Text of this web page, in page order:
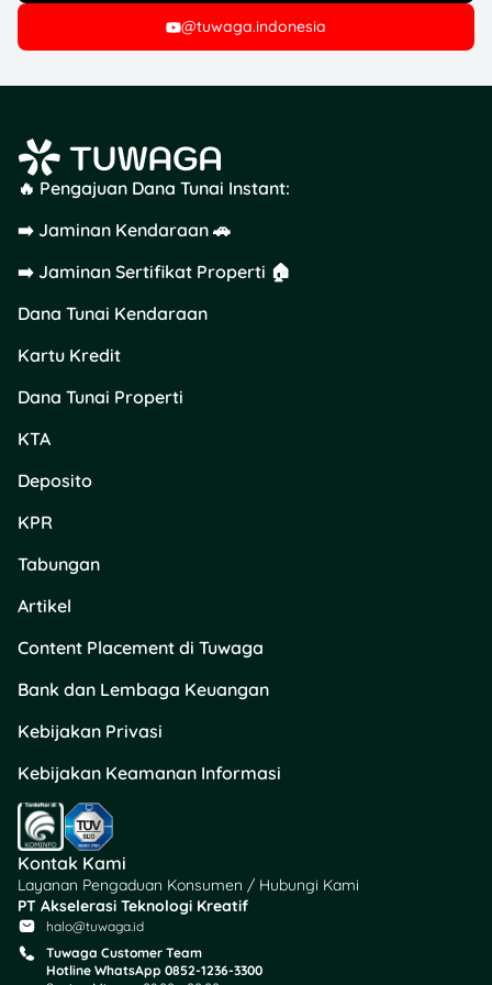
@tuwaga.indonesia
🔥 Pengajuan Dana Tunai Instant:
➡️ Jaminan Kendaraan 🚗
➡️ Jaminan Sertifikat Properti 🏠
Dana Tunai Kendaraan
Kartu Kredit
Dana Tunai Properti
KTA
Deposito
KPR
Tabungan
Artikel
Content Placement di Tuwaga
Bank dan Lembaga Keuangan
Kebijakan Privasi
Kebijakan Keamanan Informasi
Kontak Kami
Layanan Pengaduan Konsumen / Hubungi Kami
PT Akselerasi Teknologi Kreatif
halo@tuwaga.id
Tuwaga Customer Team
Hotline WhatsApp 0852-1236-3300